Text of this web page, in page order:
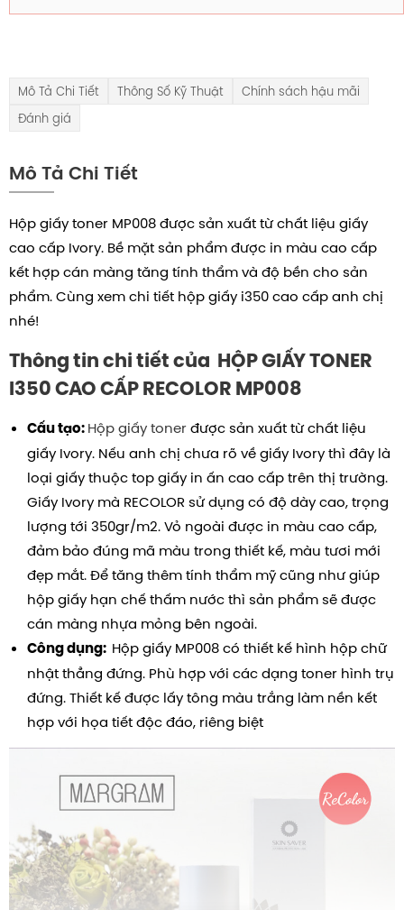
Mô Tả Chi Tiết Thông Số Kỹ Thuật
Chính sách hậu mãi
Đánh giá
Mô Tả Chi Tiết
Hộp giấy toner MP008 được sản xuất từ chất liệu giấy
cao cấp Ivory. Bề mặt sản phẩm được in màu cao cấp
kết hợp cán màng tăng tính thẩm và độ bền cho sản
phẩm. Cùng xem chi tiết hộp giấy i350 cao cấp anh chị
nhé!
Thông tin chi tiết của HỘP GIẤY TONER
I350 CAO CẤP RECOLOR MP008
Cấu tạo: Hộp giấy tonerđược sản xuất từ chất liệu
giấy Ivory. Nếu anh chị chưa rõ về giấy Ivory thì đây là
loại giấy thuộc top giấy in ấn cao cấp trên thị trường.
Giấy Ivory mà RECOLOR sử dụng có độ dày cao, trọng
lượng tới 350gr/m2.Vỏ ngoài được in màu cao cấp,
đảm bảo đúng mã màu trong thiết kế, màu tươi mới
đẹp mắt. Để tăng thêm tính thẩm mỹ cũng như giúp
hộp giấy hạn chế thấm nước thì sản phẩm sẽ được
cán màng nhựa mỏng bên ngoài.
Công dụng: Hộp giấy MP008 có thiết kế hình hộp chữ
nhật thẳng đứng. Phù hợp với các dạng toner hình trụ
đứng. Thiết kế được lấy tông màu trắng làm nền kết
hợp với họa tiết độc đáo, riêng biệt